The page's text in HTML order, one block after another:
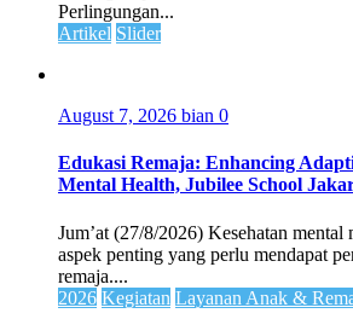
Perlingungan...
Artikel Slider
August 7, 2026 bian 0
Edukasi Remaja: Enhancing
Mental Health, Jubilee School
Jum’at (27/8/2026) Kesehatan mental
aspek penting yang perlu mendapat
remaja....
2026 Kegiatan Layanan Anak &